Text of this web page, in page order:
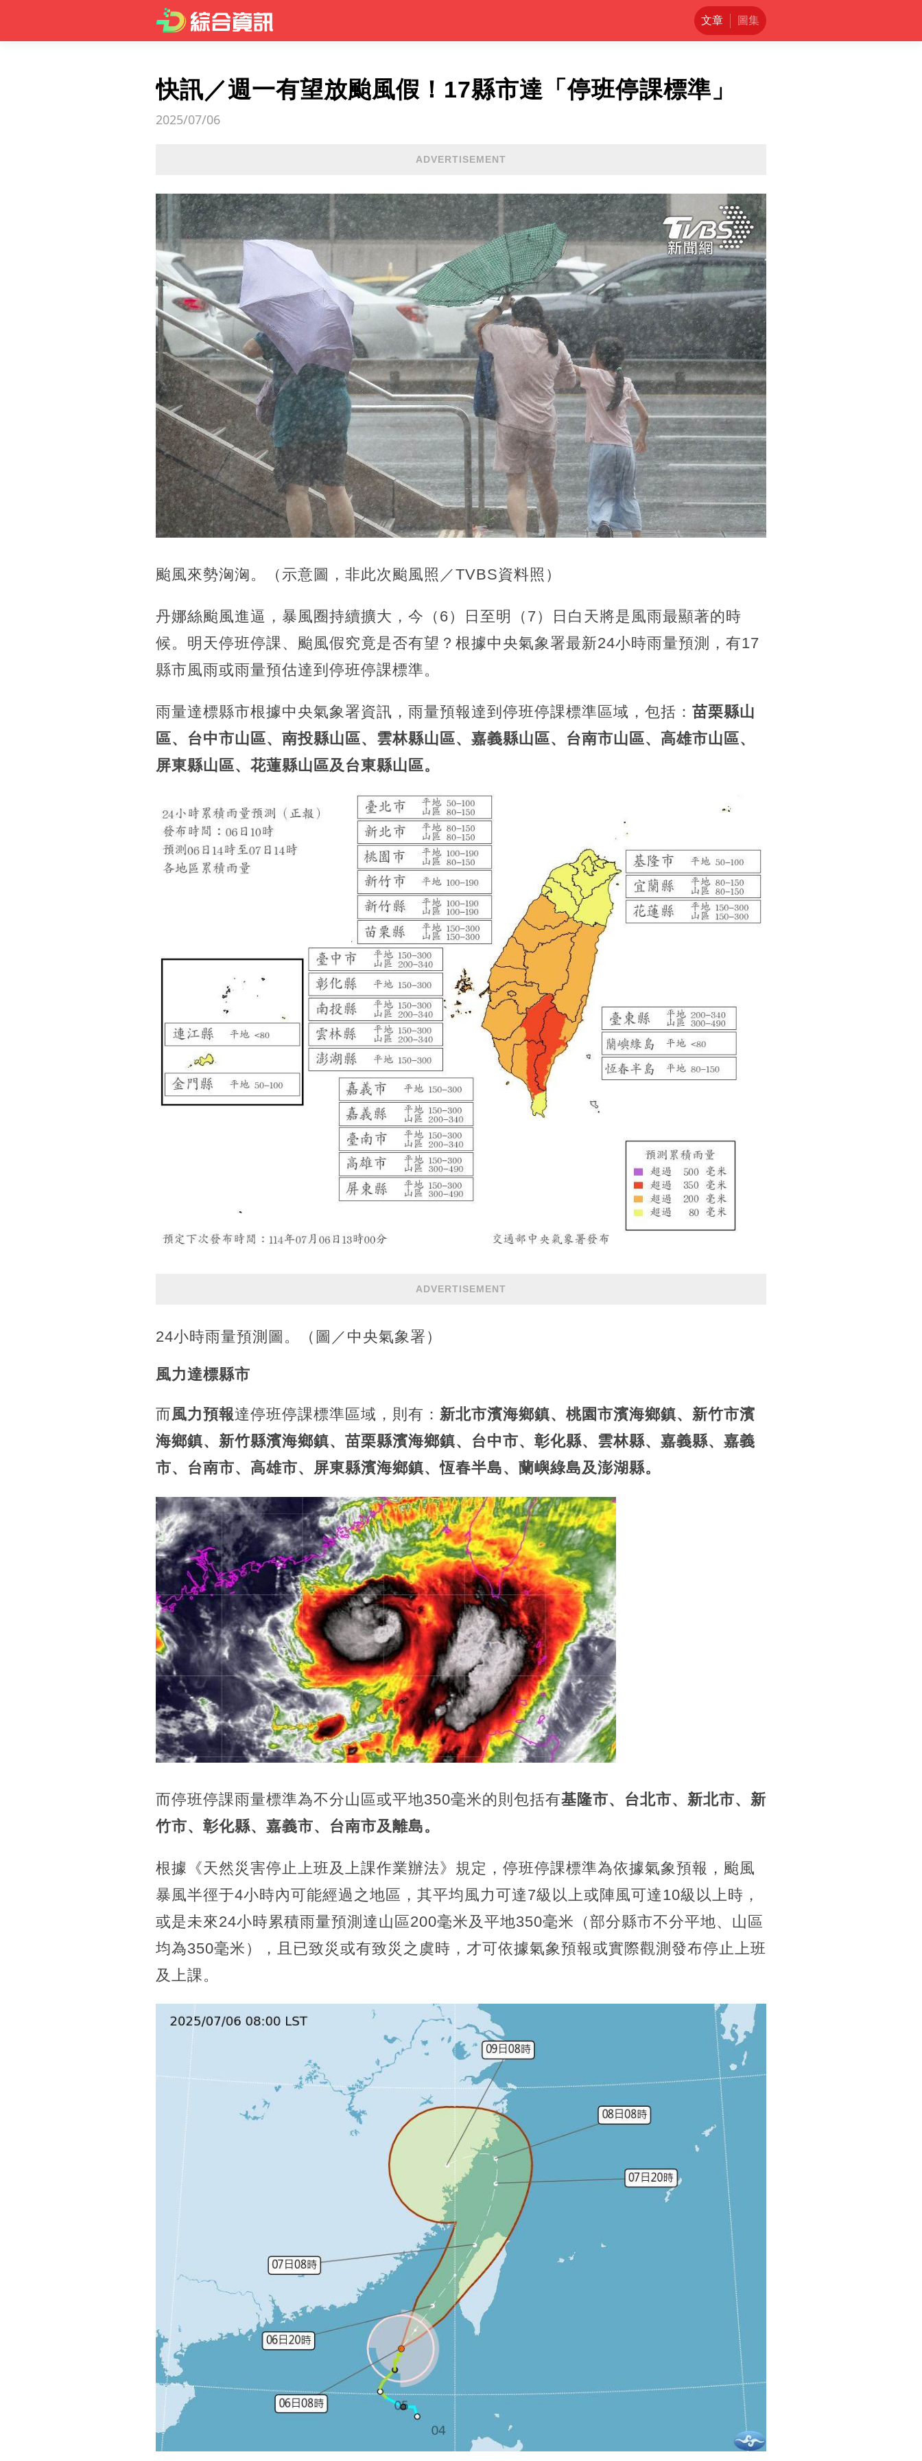
文章 圖集
快訊／週一有望放颱風假！17縣市達「停班停課標準」
2025/07/06
ADVERTISEMENT
颱風來勢洶洶。（示意圖，非此次颱風照／TVBS資料照）
丹娜絲颱風進逼，暴風圈持續擴大，今（6）日至明（7）日白天將是風雨最顯著的時
候。明天停班停課、颱風假究竟是否有望？根據中央氣象署最新24小時雨量預測，有17
縣市風雨或雨量預估達到停班停課標準。
雨量達標縣市根據中央氣象署資訊，雨量預報達到停班停課標準區域，包括： 苗栗縣山
區、台中市山區、南投縣山區、雲林縣山區、嘉義縣山區、台南市山區、高雄市山區、
屏東縣山區、花蓮縣山區及台東縣山區。
ADVERTISEMENT
24小時雨量預測圖。（圖／中央氣象署）
風力達標縣市
而風力預報達停班停課標準區域，則有： 新北市濱海鄉鎮、桃園市濱海鄉鎮、新竹市濱
海鄉鎮、新竹縣濱海鄉鎮、苗栗縣濱海鄉鎮、台中市、彰化縣、雲林縣、嘉義縣、嘉義
市、台南市、高雄市、屏東縣濱海鄉鎮、恆春半島、蘭嶼綠島及澎湖縣。
而停班停課雨量標準為不分山區或平地350毫米的則包括有基隆市、台北市、新北市、新
竹市、彰化縣、嘉義市、台南市及離島。
根據《天然災害停止上班及上課作業辦法》規定，停班停課標準為依據氣象預報，颱風
暴風半徑于4小時內可能經過之地區，其平均風力可達7級以上或陣風可達10級以上時，
或是未來24小時累積雨量預測達山區200毫米及平地350毫米（部分縣市不分平地、山區
均為350毫米），且已致災或有致災之虞時，才可依據氣象預報或實際觀測發布停止上班
及上課。